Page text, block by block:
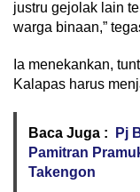
justru gejolak lain
warga binaan,”
Ia menekankan,
Kalapas harus
Baca Juga :
Pj
Pamitran
Takengon